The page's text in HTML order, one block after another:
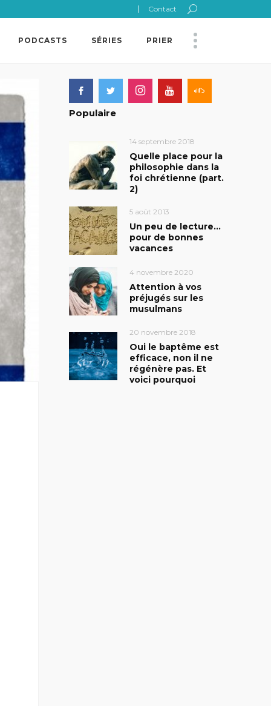
Contact
PODCASTS SÉRIES PRIER
Populaire
14 septembre 2018
Quelle place pour la
philosophie dans la
foi chrétienne (part.
2)
5 août 2013
Un peu de lecture…
pour de bonnes
vacances
4 novembre 2020
Attention à vos
préjugés sur les
musulmans
20 novembre 2018
Oui le baptême est
efficace, non il ne
régénère pas. Et
voici pourquoi